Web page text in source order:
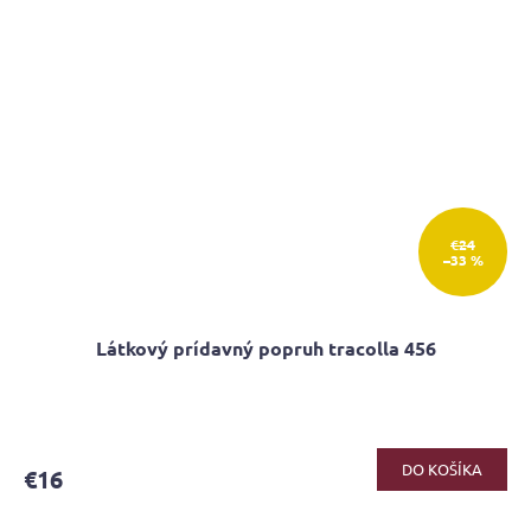
€24
–33 %
Látkový prídavný popruh tracolla 456
€16 DO KOŠÍKA